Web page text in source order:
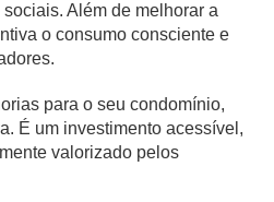
Além de melhorar a
o consumo consciente e
para o seu condomínio,
É um investimento acessível,
valorizado pelos